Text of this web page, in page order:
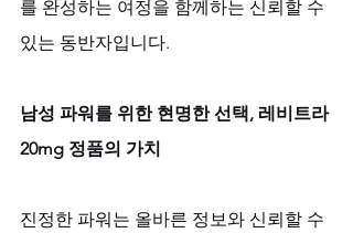
를 완성하는 여정을 함께하는 신뢰할 수
있는 동반자입니다.
남성 파워를 위한 현명한 선택, 레비트라
20mg 정품의 가치
진정한 파워는 올바른 정보와 신뢰할 수